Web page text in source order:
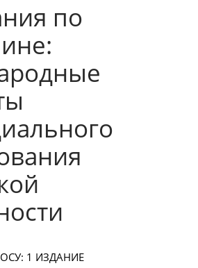
по
1 ИЗДАНИЕ